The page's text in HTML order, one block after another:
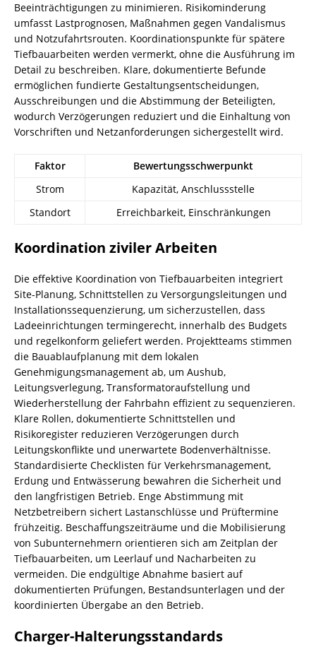
Beeinträchtigungen zu minimieren. Risikominderung
umfasst Lastprognosen, Maßnahmen gegen Vandalismus
und Notzufahrtsrouten. Koordinationspunkte für spätere
Tiefbauarbeiten werden vermerkt, ohne die Ausführung im
Detail zu beschreiben. Klare, dokumentierte Befunde
ermöglichen fundierte Gestaltungsentscheidungen,
Ausschreibungen und die Abstimmung der Beteiligten,
wodurch Verzögerungen reduziert und die Einhaltung von
Vorschriften und Netzanforderungen sichergestellt wird.
Faktor
Bewertungsschwerpunkt
Strom
Kapazität, Anschlussstelle
Standort
Erreichbarkeit, Einschränkungen
Koordination ziviler Arbeiten
Die effektive Koordination von Tiefbauarbeiten integriert
Site-Planung, Schnittstellen zu Versorgungsleitungen und
Installationssequenzierung, um sicherzustellen, dass
Ladeeinrichtungen termingerecht, innerhalb des Budgets
und regelkonform geliefert werden. Projektteams stimmen
die Bauablaufplanung mit dem lokalen
Genehmigungsmanagement ab, um Aushub,
Leitungsverlegung, Transformatoraufstellung und
Wiederherstellung der Fahrbahn effizient zu sequenzieren.
Klare Rollen, dokumentierte Schnittstellen und
Risikoregister reduzieren Verzögerungen durch
Leitungskonflikte und unerwartete Bodenverhältnisse.
Standardisierte Checklisten für Verkehrsmanagement,
Erdung und Entwässerung bewahren die Sicherheit und
den langfristigen Betrieb. Enge Abstimmung mit
Netzbetreibern sichert Lastanschlüsse und Prüftermine
frühzeitig. Beschaffungszeiträume und die Mobilisierung
von Subunternehmern orientieren sich am Zeitplan der
Tiefbauarbeiten, um Leerlauf und Nacharbeiten zu
vermeiden. Die endgültige Abnahme basiert auf
dokumentierten Prüfungen, Bestandsunterlagen und der
koordinierten Übergabe an den Betrieb.
Charger-Halterungsstandards